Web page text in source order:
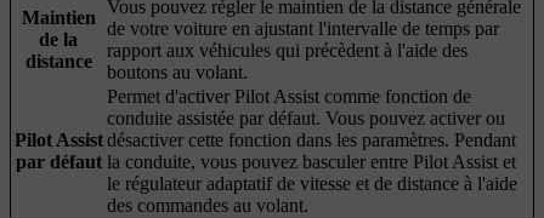
Maintien
de la
distance
Vous pouvez régler le maintien de la distance générale
de votre voiture en ajustant l'intervalle de temps par
rapport aux véhicules qui précèdent à l'aide des
boutons au volant.
Pilot Assist
par défaut
Permet d'activer Pilot Assist comme fonction de
conduite assistée par défaut. Vous pouvez activer ou
désactiver cette fonction dans les paramètres. Pendant
la conduite, vous pouvez basculer entre Pilot Assist et
le régulateur adaptatif de vitesse et de distance à l'aide
des commandes au volant.